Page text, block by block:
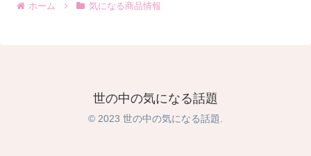
ホーム 気になる商品情報
世の中の気になる話題
© 2023 世の中の気になる話題.